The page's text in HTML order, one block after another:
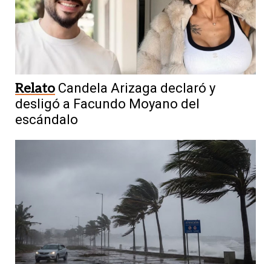
Relato Candela Arizaga declaró y
desligó a Facundo Moyano del
escándalo